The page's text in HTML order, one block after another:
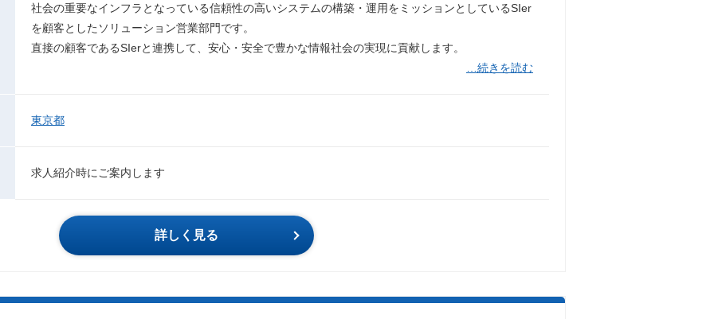
社会の重要なインフラとなっている信頼性の高いシステムの構築・運用をミッションとしているSIer
を顧客としたソリューション営業部門です。
直接の顧客であるSIerと連携して、安心・安全で豊かな情報社会の実現に貢献します。
…続きを読む
東京都
求人紹介時にご案内します
詳しく見る